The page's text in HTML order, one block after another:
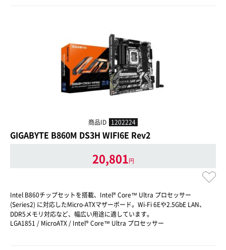
商品ID 1202224
GIGABYTE B860M DS3H WIFI6E Rev2
20,801円
Intel B860チップセットを搭載、Intel® Core™ Ultra プロセッサー
(Series2) に対応したMicro-ATXマザーボード。Wi-Fi 6Eや2.5GbE LAN、
DDR5メモリ対応など、幅広い用途に適しています。
LGA1851 / MicroATX / Intel® Core™ Ultra プロセッサー